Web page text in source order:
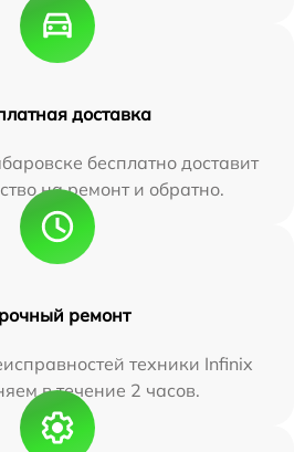
доставка
бесплатно доставит
на ремонт и обратно.
ремонт
техники Infinix
в течение 2 часов.